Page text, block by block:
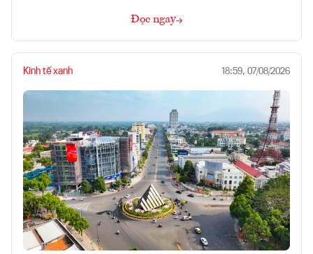
Đọc ngay
Kinh tế xanh 18:59, 07/08/2026